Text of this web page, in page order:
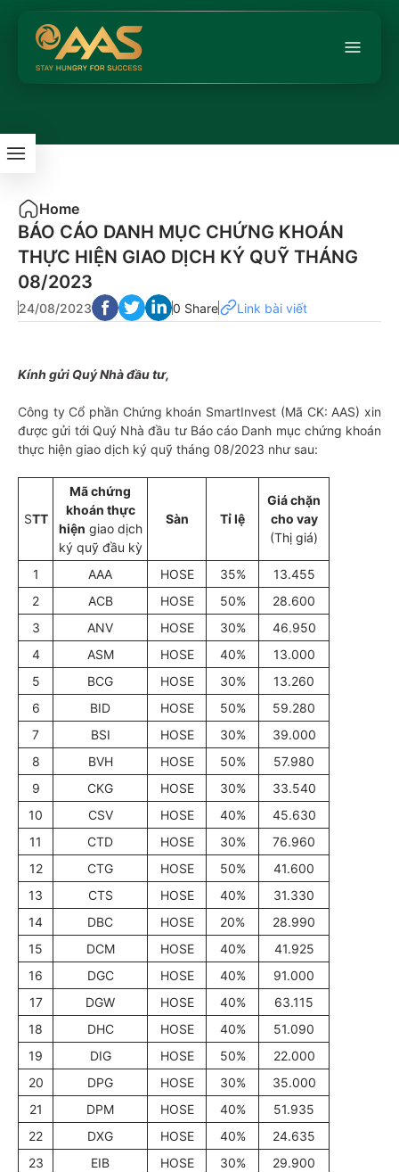
Home
BÁO CÁO DANH MỤC CHỨNG KHOÁN
THỰC HIỆN GIAO DỊCH KÝ QUỸ THÁNG
08/2023
24/08/2023 0 Share Link bài viết
Kính gửi Quý Nhà đầu tư,
Công ty Cổ phần Chứng khoán SmartInvest (Mã CK: AAS) xin
được gửi tới Quý Nhà đầu tư Báo cáo Danh mục chứng khoán
thực hiện giao dịch ký quỹ tháng 08/2023 như sau:
STT
Mã chứng
khoán thực
hiện giao dịch
ký quỹ đầu kỳ
Sàn Tỉ lệ
Giá chặn
cho vay
(Thị giá)
1 AAA HOSE 35%
13.455
2
ACB HOSE 50%
28.600
3
ANV HOSE 30%
46.950
4
ASM HOSE 40%
13.000
5
BCG HOSE 30%
13.260
6
BID HOSE 50%
59.280
7
BSI HOSE 30%
39.000
8
BVH HOSE 50%
57.980
9
CKG HOSE 30%
33.540
10
CSV HOSE 40%
45.630
11
CTD HOSE 30%
76.960
12
CTG HOSE 50%
41.600
13
CTS HOSE 40%
31.330
14
DBC HOSE 20%
28.990
15
DCM HOSE 40%
41.925
16
DGC HOSE 40%
91.000
17
DGW HOSE 40%
63.115
18
DHC HOSE 40%
51.090
19
DIG HOSE 50%
22.000
20
DPG HOSE 30%
35.000
21
DPM HOSE 40%
51.935
22
DXG HOSE 40%
24.635
23
EIB HOSE 30%
29.900